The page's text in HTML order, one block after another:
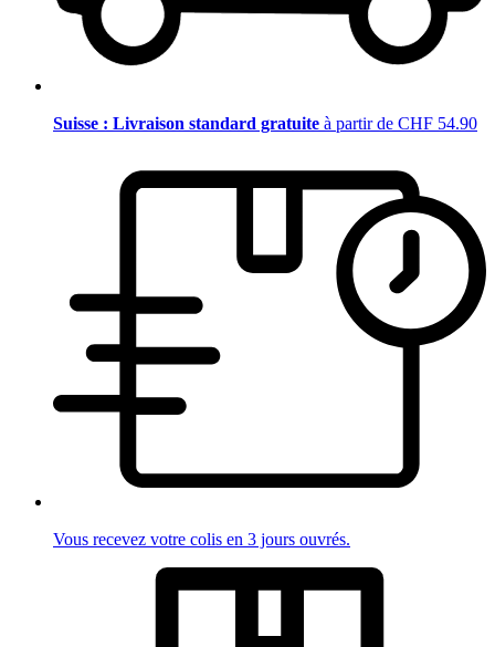
Suisse : Livraison standard gratuite à partir de CHF 54.90
Vous recevez votre colis en 3 jours ouvrés.